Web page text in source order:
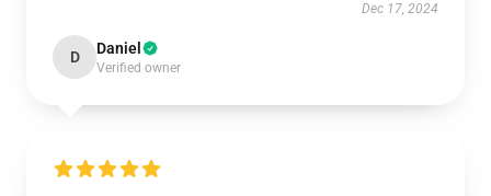
Dec 17, 2024
D Daniel
Verified owner